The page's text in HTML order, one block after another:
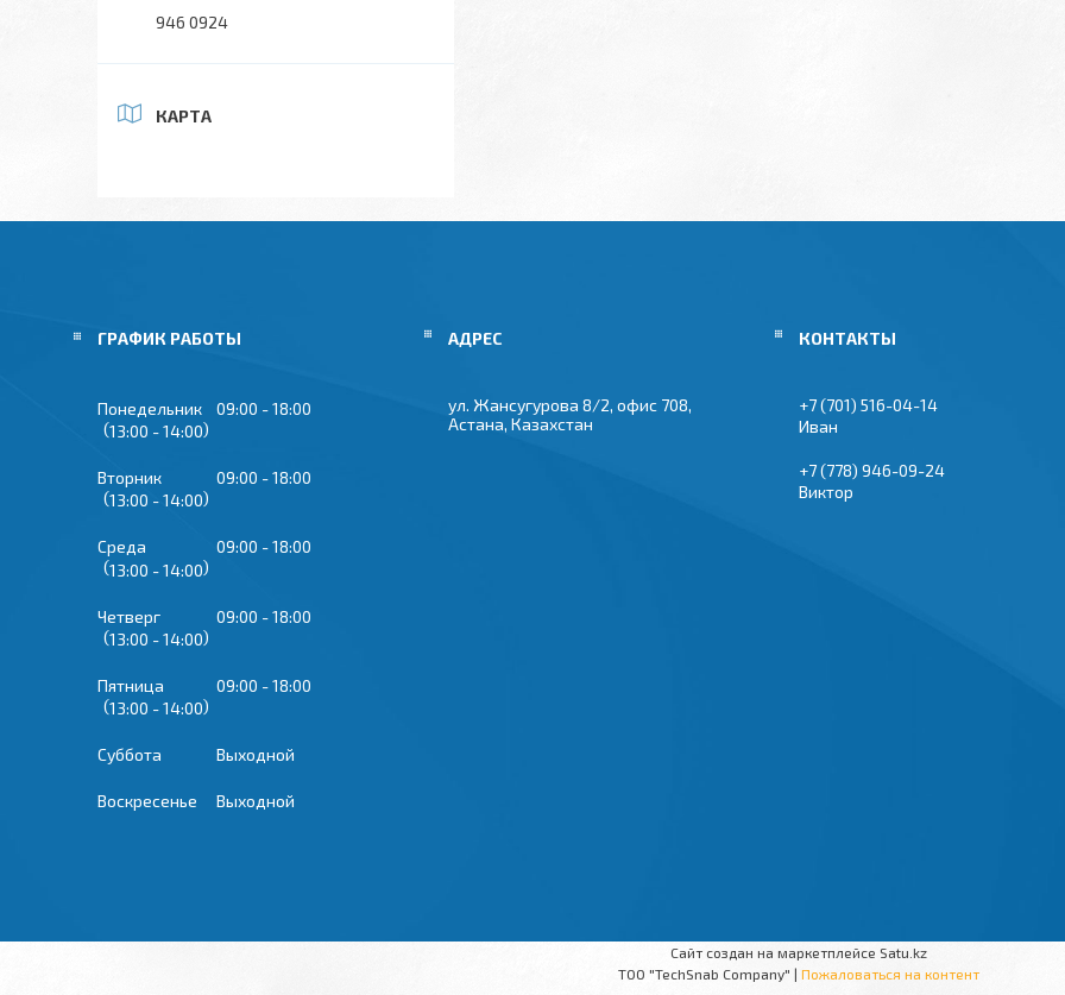
946 0924
КАРТА
ГРАФИК РАБОТЫ
Понедельник 09:00
18:00
13:00
14:00
Вторник 09:00
18:00
13:00
14:00
Среда 09:00
18:00
13:00
14:00
Четверг 09:00
18:00
13:00
14:00
Пятница 09:00
18:00
13:00
14:00
Суббота Выходной
Воскресенье Выходной
ул. Жансугурова 8/2, офис 708,
Астана, Казахстан
+7 (701) 516-04-14
Иван
+7 (778) 946-09-24
Виктор
Сайт создан на маркетплейсе Satu.kz
TOO "TechSnab Company" | Пожаловаться на контент